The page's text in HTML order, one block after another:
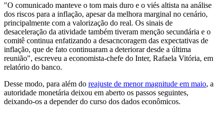
"O comunicado manteve o tom mais duro e o viés altista na análise
dos riscos para a inflação, apesar da melhora marginal no cenário,
principalmente com a valorização do real. Os sinais de
desaceleração da atividade também tiveram menção secundária e o
comitê continua enfatizando a desacncoragem das expectativas de
inflação, que de fato continuaram a deteriorar desde a última
reunião", escreveu a economista-chefe do Inter, Rafaela Vitória, em
relatório do banco.
Desse modo, para além do reajuste de menor magnitude em maio, a
autoridade monetária deixou em aberto os passos seguintes,
deixando-os a depender do curso dos dados econômicos.